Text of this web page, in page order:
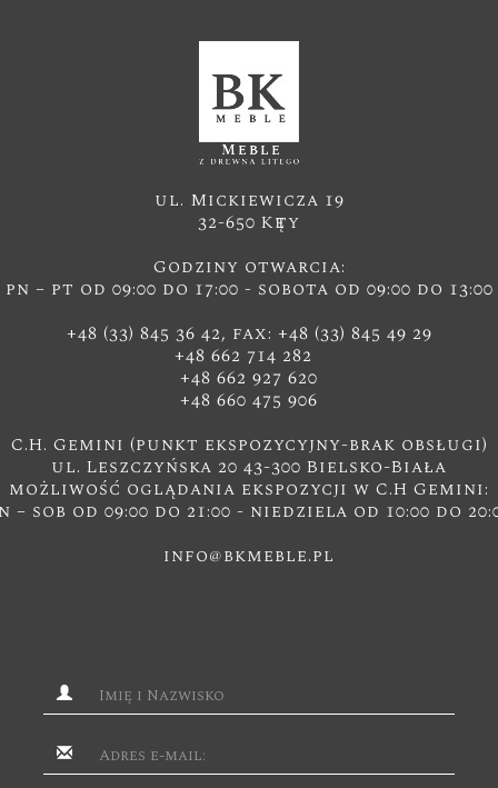
ul. Mickiewicza 19
32-650 Kęty
Godziny otwarcia:
pn – pt od 09:00 do 17:00 - sobota od 09:00 do 13:00
+48 (33) 845 36 42, fax: +48 (33) 845 49 29
+48 662 714 282
+48 662 927 620
+48 660 475 906
C.H. Gemini (punkt ekspozycyjny-brak obsługi)
ul. Leszczyńska 20 43-300 Bielsko-Biała
możliwość oglądania ekspozycji w C.H Gemini:
– sob od 09:00 do 21:00 - niedziela od 10:00 do
info@bkmeble.pl